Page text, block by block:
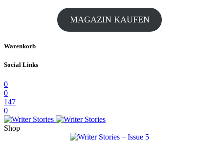
MAGAZIN KAUFEN
Warenkorb
Social Links
0
0
147
0
Shop